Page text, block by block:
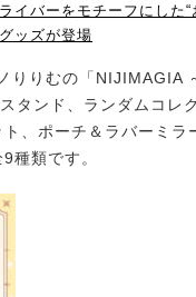
イバーをモチーフにした“
ッズが登場
りりむの「NIJIMAGIA
タンド、ランダムコレ
、ポーチ＆ラバーミラ
種類です。